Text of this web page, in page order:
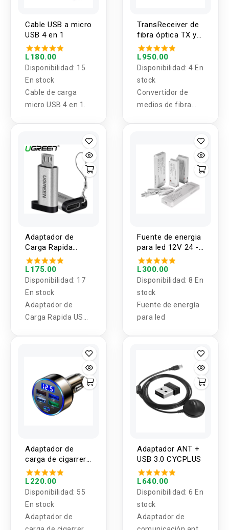
Cable USB a micro
USB 4 en 1
L180.00
Disponibilidad: 15
En stock
Cable de carga
micro USB 4 en 1.
TransReceiver de
fibra óptica TX y
RX 25Km (par de
media converter)
L950.00
Disponibilidad: 4 En
stock
Convertidor de
medios de fibra
Adaptador de
Carga Rapida
USB-C a Micro
USB UGREEN
L175.00
Disponibilidad: 17
En stock
Adaptador de
Carga Rapida USB-
Fuente de energia
para led 12V 24 -
100W
L300.00
Disponibilidad: 8 En
stock
Fuente de energía
para led
Adaptador de
carga de cigarrera
para vehiculo 5
puertos USB PD
QC3.0 USB-C
250W
L220.00
Disponibilidad: 55
En stock
Adaptador de
Adaptador ANT +
USB 3.0 CYCPLUS
L640.00
Disponibilidad: 6 En
stock
Adaptador de